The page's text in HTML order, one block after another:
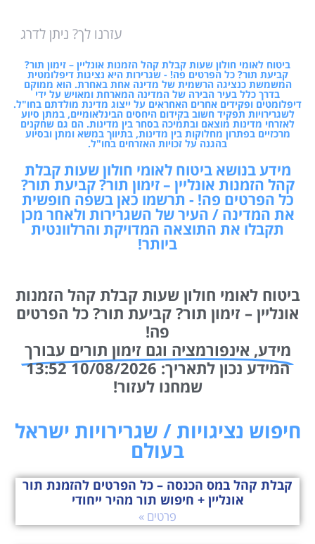
עזרנו לך? ניתן לדרג
ביטוח לאומי חולון שעות קבלת קהל הזמנות אונליין – זימון תור?
קביעת תור? כל הפרטים פה! - שגרירות היא נציגות דיפלומטית
המשמשת כנציגה הרשמית של מדינה אחת באחרת. הוא ממוקם
בדרך כלל בעיר הבירה של המדינה המארחת ומאויש על ידי
דיפלומטים ופקידים אחרים האחראים על ייצוג מדינת מולדתם בחו"ל.
לשגרירויות תפקיד חשוב בקידום היחסים הבינלאומיים, במתן סיוע
לאזרחי מדינות מוצאם ובתמיכה בסחר בין מדינות. הם גם שחקנים
מרכזיים בפתרון מחלוקות בין מדינות, בתיווך במשא ומתן ובסיוע
בהגנה על זכויות האזרחים בחו"ל.
מידע בנושא ביטוח לאומי חולון שעות קבלת
קהל הזמנות אונליין – זימון תור? קביעת תור?
כל הפרטים פה! - תרשמו כאן בשפה חופשית
את המדינה / העיר של השגרירות ולאחר מכן
תקבלו את התוצאה המדויקת והרלוונטית
ביותר!
ביטוח לאומי חולון שעות קבלת קהל הזמנות
אונליין – זימון תור? קביעת תור? כל הפרטים
פה!
מידע, אינפורמציה וגם זימון תורים עבורך
המידע נכון לתאריך: 10/08/2026 13:52
שמחנו לעזור!
חיפוש נציגויות / שגרירויות ישראל
בעולם
קבלת קהל במס הכנסה – כל הפרטים להזמנת תור
אונליין + חיפוש תור מהיר ייחודי
פרטים »